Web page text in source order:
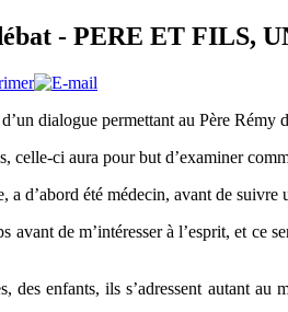
- PERE ET FILS,
dialogue permettant au Père
celle-ci aura pour but d’examiner
a d’abord été médecin, avant de
avant de m’intéresser à l’esprit, et ce
des enfants, ils s’adressent autant